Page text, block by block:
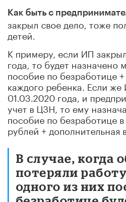
Как быть с
закрыл свое дело, тоже
детей.
К примеру, если ИП
года, то будет назначено
пособие по безработице
каждого ребенка. Если
01.03.2020 года, и
учет в ЦЗН, то ему
пособие по безработице
рублей + дополнительная
В случае, когда
потеряли
одного из них